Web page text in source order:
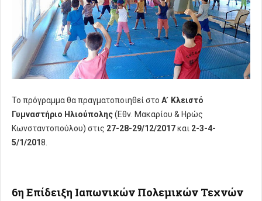
Το πρόγραμμα θα πραγματοποιηθεί στο Α ́ Κλειστό
Γυμναστήριο Ηλιούπολης(Εθν. Μακαρίου & Ηρώς
Κωνσταντοπούλου) στις 27-28-29/12/2017και 2-3-4-
5/1/2018.
6η Επίδειξη Ιαπωνικών Πολεμικών Τεχνών